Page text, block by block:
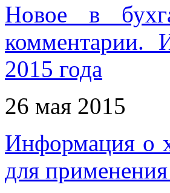
Новое в
комментарии.
2015 года
26 мая 2015
Информация о
для